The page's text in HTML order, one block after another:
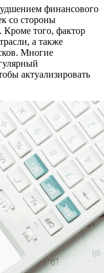
финансового
со стороны
Кроме того, фактор
а также
Многие
актуализировать